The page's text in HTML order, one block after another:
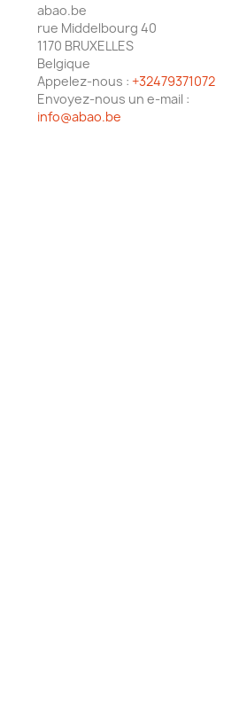
abao.be
rue Middelbourg 40
1170 BRUXELLES
Belgique
Appelez-nous : +32479371072
Envoyez-nous un e-mail :
info@abao.be